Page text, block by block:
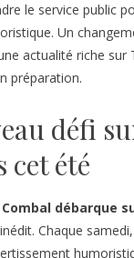
le service public
Un
actualité riche sur
préparation.
défi
cet été
débarque
Chaque